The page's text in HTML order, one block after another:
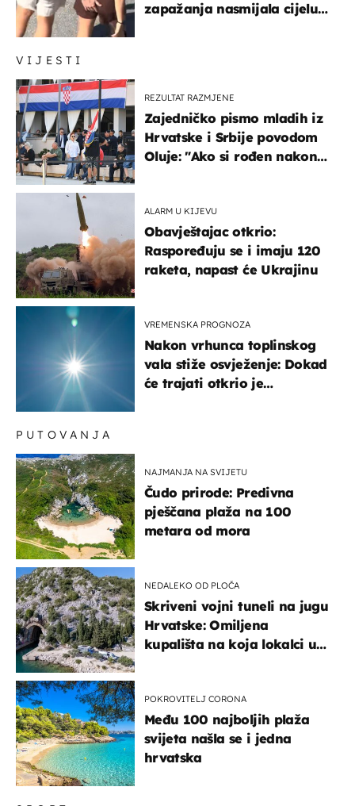
VIJESTI
REZULTAT RAZMJENE
Zajedničko pismo mladih iz
Hrvatske i Srbije povodom
Oluje: "Ako si rođen nakon
ALARM U KIJEVU
Obavještajac otkrio:
Raspoređuju se i imaju 120
raketa, napast će Ukrajinu
VREMENSKA PROGNOZA
Nakon vrhunca toplinskog
vala stiže osvježenje: Dokad
će trajati otkrio je
zapažanja nasmijala cijelu
PUTOVANJA
NAJMANJA NA SVIJETU
Čudo prirode: Predivna
pješčana plaža na 100
metara od mora
NEDALEKO OD PLOČA
Skriveni vojni tuneli na jugu
Hrvatske: Omiljena
kupališta na koja lokalci u
POKROVITELJ CORONA
Među 100 najboljih plaža
svijeta našla se i jedna
hrvatska